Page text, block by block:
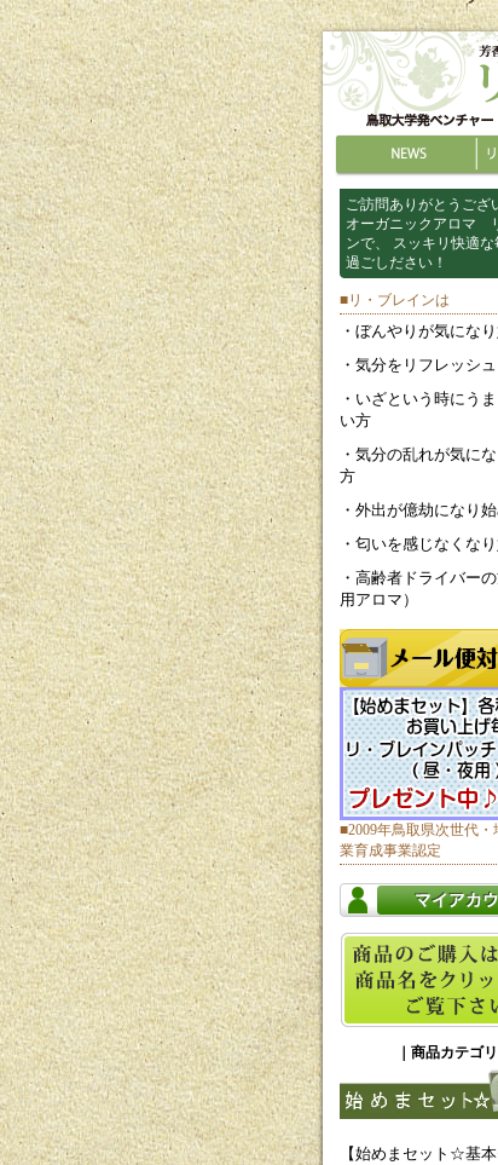
ご訪問ありがとうござ
オーガニックアロマ
ンで、 スッキリ快適な
過ごしださい！
■リ・ブレインは
・ぼんやりが気にな
・気分をリフレッシ
・いざという時にう
い方
・気分の乱れが気に
方
・外出が億劫になり
・匂いを感じなくな
・高齢者ドライバー
用アロマ）
■2009年鳥取県次世代
業育成事業認定
｜商品カテゴ
【始めまセット☆基本